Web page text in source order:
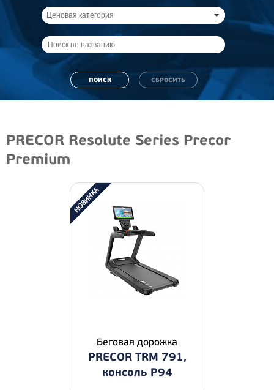
Ценовая категория
PRECOR Resolute Series Precor
Premium
Беговая дорожка
PRECOR TRM 791,
консоль P94